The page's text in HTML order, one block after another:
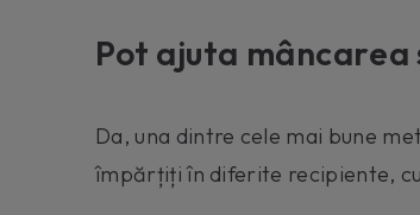
Pot ajuta mâncarea
Da, una dintre cele mai bune
împărțiți în diferite recipiente,